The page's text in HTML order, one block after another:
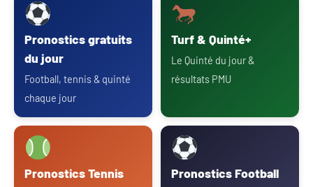
Pronostics gratuits
du jour
Football, tennis & quinté
chaque jour
Turf & Quinté+
Le Quinté du jour &
résultats PMU
Pronostics Tennis Pronostics Football